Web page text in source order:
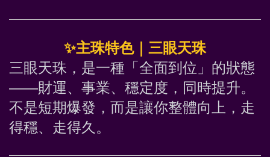
✨主珠特色｜三眼天珠
三眼天珠，是一種「全面到位」的狀態
——財運、事業、穩定度，同時提升。
不是短期爆發，而是讓你整體向上，走
得穩、走得久。